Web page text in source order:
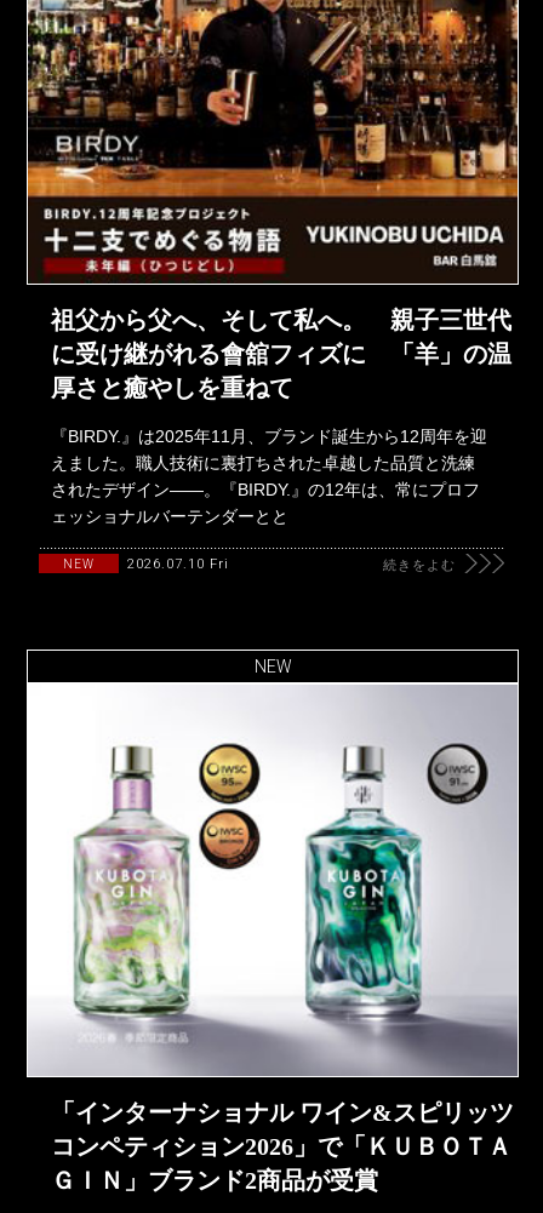
祖父から父へ、そして私へ。 親子三世代
に受け継がれる會舘フィズに 「羊」の温
厚さと癒やしを重ねて
『BIRDY.』は2025年11月、ブランド誕生から12周年を迎
えました。職人技術に裏打ちされた卓越した品質と洗練
されたデザイン――。『BIRDY.』の12年は、常にプロフ
ェッショナルバーテンダーとと
NEW 2026.07.10 Fri 続きをよむ
NEW
「インターナショナル ワイン&スピリッツ
コンペティション2026」で「ＫＵＢＯＴＡ
ＧＩＮ」ブランド2商品が受賞